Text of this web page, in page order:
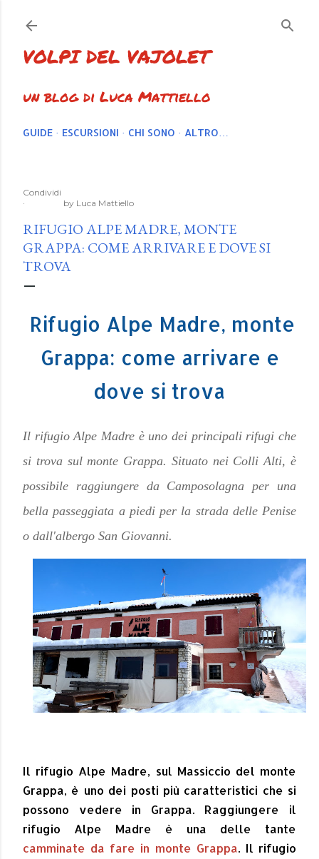
VOLPI DEL VAJOLET
un blog di Luca Mattiello
GUIDE ESCURSIONI CHI SONO ALTRO…
Condividi
by Luca Mattiello
RIFUGIO ALPE MADRE, MONTE
GRAPPA: COME ARRIVARE E DOVE SI
TROVA
Rifugio Alpe Madre, monte
Grappa: come arrivare e
dove si trova
Il rifugio Alpe Madre è uno dei principali rifugi che
si trova sul monte Grappa. Situato nei Colli Alti, è
possibile raggiungere da Camposolagna per una
bella passeggiata a piedi per la strada delle Penise
o dall'albergo San Giovanni.
Il rifugio Alpe Madre, sul Massiccio del monte
Grappa, è uno dei posti più caratteristici che si
possono vedere in Grappa. Raggiungere il
rifugio Alpe Madre è una delle tante
camminate da fare in monte Grappa. Il rifugio